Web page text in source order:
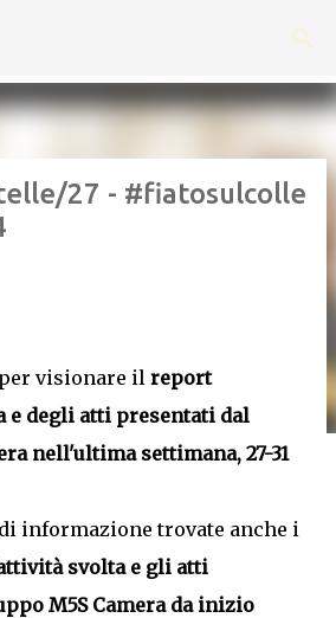
27 - #fiatosulcolle
visionare il report
e degli atti presentati dal
nell'ultima settimana, 27-31
informazione trovate anche i
svolta e gli atti
M5S Camera da inizio